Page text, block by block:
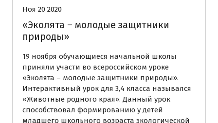
Ноя 20 2020
«Эколята – молодые защитники
природы»
19 ноября обучающиеся начальной школы
приняли участи во всероссийском уроке
«Эколята – молодые защитники природы».
Интерактивный урок для 3,4 класса назывался
«Животные родного края». Данный урок
способствовал формированию у детей
младшего школьного возраста экологической